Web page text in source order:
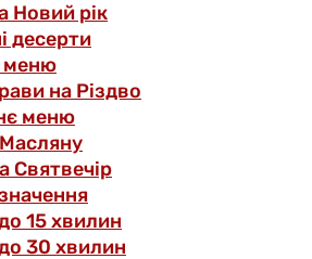
Новий рік
десерти
меню
на Різдво
меню
Святвечір
15 хвилин
30 хвилин